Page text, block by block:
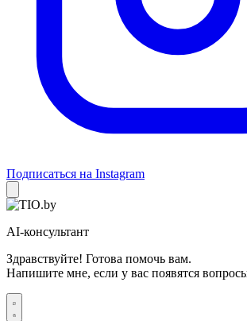
Подписаться на Instagram
AI-консультант
Здравствуйте! Готова помочь вам.
Напишите мне, если у вас появятся